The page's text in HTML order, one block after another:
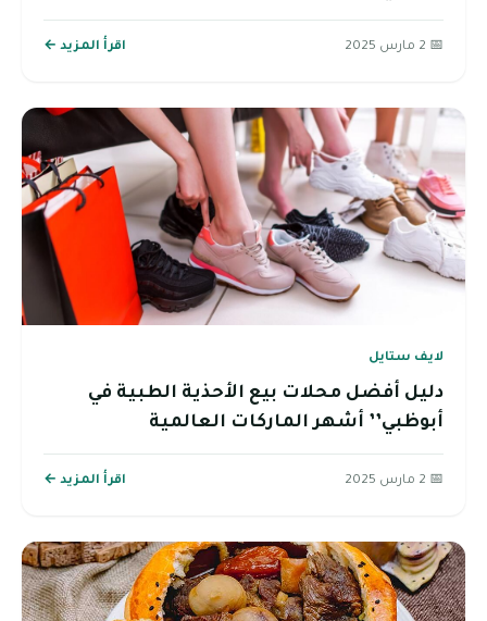
📅 2 مارس 2025 اقرأ المزيد ←
لايف ستايل
دليل أفضل محلات بيع الأحذية الطبية في
أبوظبي’’ أشهر الماركات العالمية
📅 2 مارس 2025 اقرأ المزيد ←